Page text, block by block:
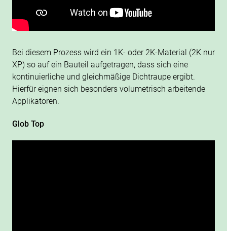
Bei diesem Prozess wird ein 1K- oder 2K-Material (2K nur
XP) so auf ein Bauteil aufgetragen, dass sich eine
kontinuierliche und gleichmäßige Dichtraupe ergibt.
Hierfür eignen sich besonders volumetrisch arbeitende
Applikatoren.
Glob Top